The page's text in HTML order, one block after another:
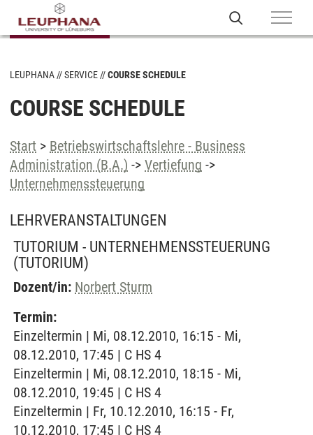
LEUPHANA SERVICE COURSE SCHEDULE
COURSE SCHEDULE
Start > Betriebswirtschaftslehre - Business
Administration (B.A.) -> Vertiefung ->
Unternehmenssteuerung
LEHRVERANSTALTUNGEN
TUTORIUM - UNTERNEHMENSSTEUERUNG
(TUTORIUM)
Dozent/in: Norbert Sturm
Termin:
Einzeltermin | Mi, 08.12.2010, 16:15 - Mi,
08.12.2010, 17:45 | C HS 4
Einzeltermin | Mi, 08.12.2010, 18:15 - Mi,
08.12.2010, 19:45 | C HS 4
Einzeltermin | Fr, 10.12.2010, 16:15 - Fr,
10.12.2010, 17:45 | C HS 4